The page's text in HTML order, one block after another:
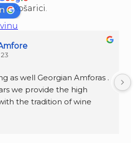
u košarici.
as well Georgian Amforas .
we provide the high
the tradition of wine